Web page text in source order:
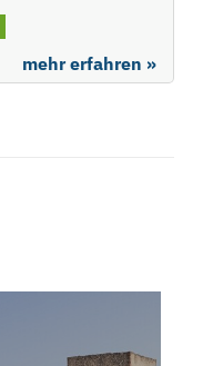
mehr erfahren »